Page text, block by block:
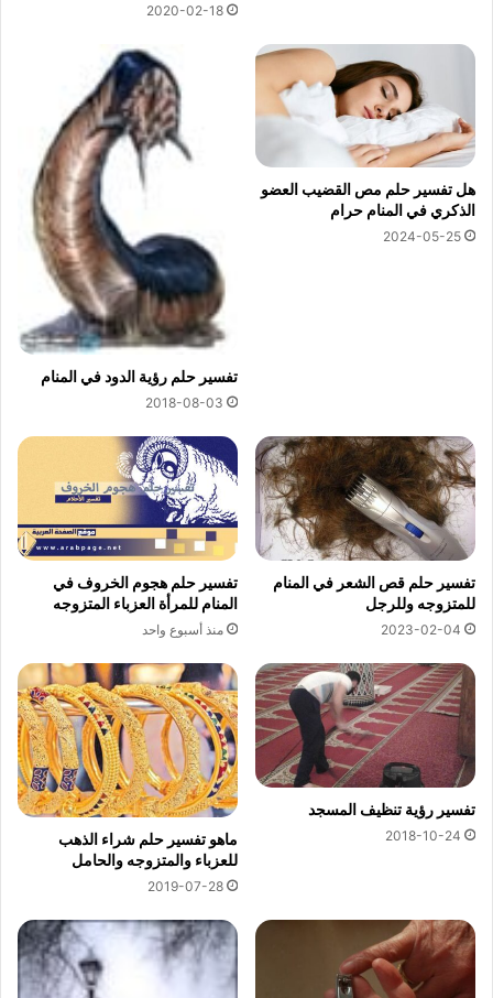
2020-02-18
هل تفسير حلم مص القضيب العضو
الذكري في المنام حرام
2024-05-25
تفسير حلم رؤية الدود في المنام
2018-08-03
تفسير حلم قص الشعر في المنام
للمتزوجه وللرجل
2023-02-04
تفسير حلم هجوم الخروف في
المنام للمرأة العزباء المتزوجه
منذ أسبوع واحد
تفسير رؤية تنظيف المسجد
2018-10-24
ماهو تفسير حلم شراء الذهب
للعزباء والمتزوجه والحامل
2019-07-28